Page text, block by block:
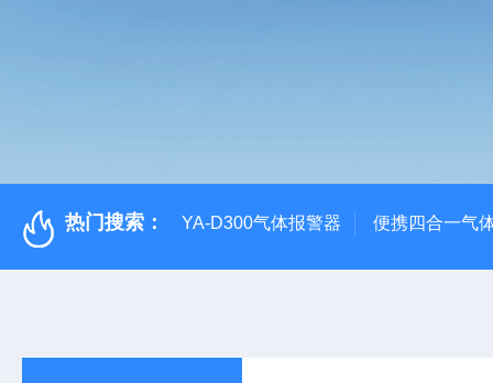
热门搜索： YA-D300气体报警器 便携四合一气